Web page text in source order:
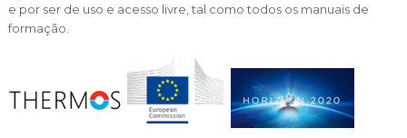
e por ser de uso e acesso livre, tal como todos os manuais de
formação.